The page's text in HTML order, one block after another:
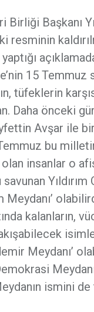
Başkanı
resminin
15
tüfeklerin
Daha önceki
Avşar ile
bu
insanlar o
Meydanı’
kalanların,
Meydanı’